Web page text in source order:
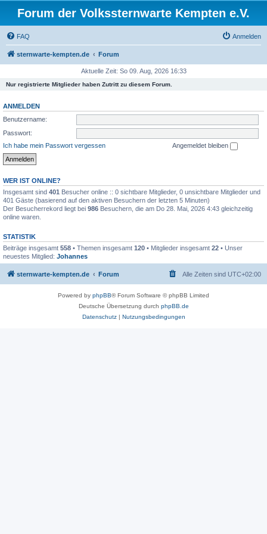
Forum der Volkssternwarte Kempten e.V.
FAQ Anmelden
sternwarte-kempten.de Forum
Aktuelle Zeit: So 09. Aug, 2026 16:33
Nur registrierte Mitglieder haben Zutritt zu diesem Forum.
ANMELDEN
Benutzername:
Passwort:
Ich habe mein Passwort vergessen
Angemeldet bleiben
WER IST ONLINE?
Insgesamt sind 401 Besucher online :: 0 sichtbare Mitglieder, 0 unsichtbare Mitglieder und
401 Gäste (basierend auf den aktiven Besuchern der letzten 5 Minuten)
Der Besucherrekord liegt bei 986 Besuchern, die am Do 28. Mai, 2026 4:43 gleichzeitig
online waren.
STATISTIK
Beiträge insgesamt 558 • Themen insgesamt 120 • Mitglieder insgesamt 22 • Unser
neuestes Mitglied: Johannes
sternwarte-kempten.de Forum Alle Zeiten sind UTC+02:00
Powered by phpBB® Forum Software © phpBB Limited
Deutsche Übersetzung durch phpBB.de
Datenschutz| Nutzungsbedingungen